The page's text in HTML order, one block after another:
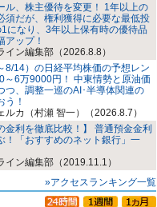
ル、株主優待を変更！ 1年以上の
須だが、権利獲得に必要な最低投
になり、3年以上保有時の優待品
アップ！
イン編集部（2026.8.8）
8/14）の日経平均株価の予想レン
～6万9000円！ 中東情勢と原油価
つ、調整一巡のAI･半導体関連の
う！
ルカ（村瀬 智一）（2026.8.7）
金利を徹底比較！】 普通預金金利
！「おすすめのネット銀行」一
イン編集部（2019.11.1）
»アクセスランキング一覧